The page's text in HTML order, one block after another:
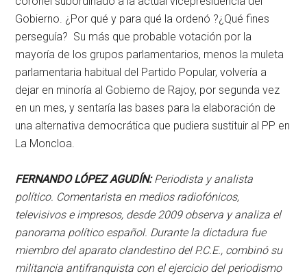
Gobierno. ¿Por qué y para qué la ordenó ?¿Qué fines
perseguía? Su más que probable votación por la
mayoría de los grupos parlamentarios, menos la muleta
parlamentaria habitual del Partido Popular, volvería a
dejar en minoría al Gobierno de Rajoy, por segunda vez
en un mes, y sentaría las bases para la elaboración de
una alternativa democrática que pudiera sustituir al PP en
La Moncloa.
FERNANDO LÓPEZ AGUDÍN:Periodista y analista
político. Comentarista en medios radiofónicos,
televisivos e impresos, desde 2009 observa y analiza el
panorama político español. Durante la dictadura fue
miembro del aparato clandestino del P.C.E., combinó su
militancia antifranquista con el ejercicio del periodismo